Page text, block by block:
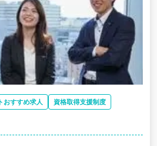
おすすめ求人
資格取得支援制度